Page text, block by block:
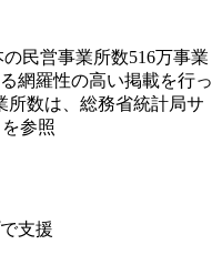
民営事業所数516万事業
網羅性の高い掲載を行っ
所数は、総務省統計局サ
を参照
支援